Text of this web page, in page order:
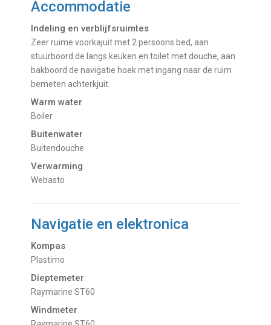
Accommodatie
Indeling en verblijfsruimtes
Zeer ruime voorkajuit met 2 persoons bed, aan
stuurboord de langs keuken en toilet met douche, aan
bakboord de navigatie hoek met ingang naar de ruim
bemeten achterkjuit.
Warm water
Boiler
Buitenwater
buitendouche
Verwarming
Webasto
Navigatie en elektronica
Kompas
Plastimo
Dieptemeter
Raymarine ST60
Windmeter